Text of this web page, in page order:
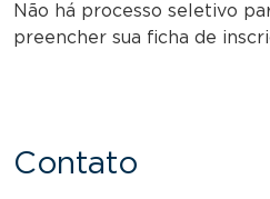
Não há processo seletivo
preencher sua ficha de
Contato